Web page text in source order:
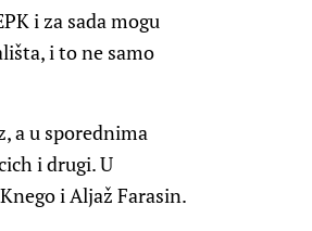
i za sada mogu
i to ne samo
a u sporednima
i drugi. U
i Aljaž Farasin.